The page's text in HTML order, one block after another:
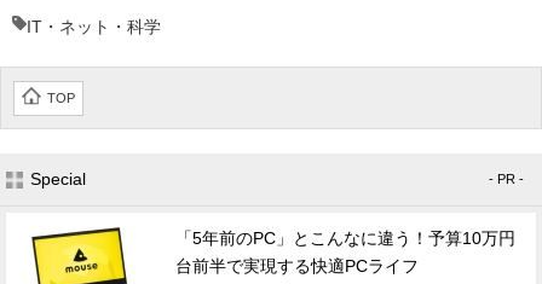
IT・ネット・科学
TOP
Special - PR -
「5年前のPC」とこんなに違う！予算10万円
台前半で実現する快適PCライフ